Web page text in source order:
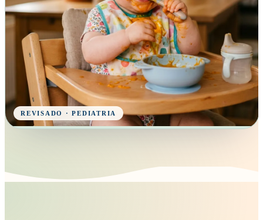
REVISADO · PEDIATRIA